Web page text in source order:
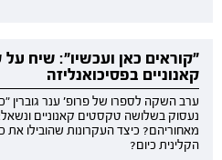
"קוראים כאן ועכשיו": שיח
קאנוניים בפסיכואנליזה
ערב השקה לספרו של פרופ' ענר גוברין
נעסוק בשלושה טקסטים קאנוניים
מאחוריהם? כיצד העקרונות שהובילו את
הקלינית כיום?